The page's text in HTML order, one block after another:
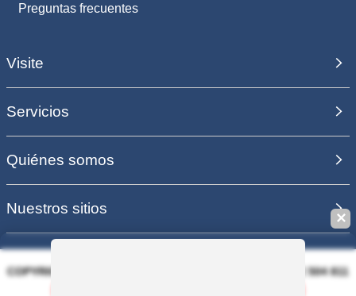
Preguntas frecuentes
Visite
Servicios
Quiénes somos
Nuestros sitios
COPYRIGHT 2006 - 2025 - EQUIRODI SAS - R.C.S. DOLE 504 811
✕